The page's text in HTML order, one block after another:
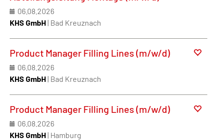
06.08.2026
KHS GmbH| Bad Kreuznach
Product Manager Filling Lines (m/w/d)
06.08.2026
KHS GmbH| Bad Kreuznach
Product Manager Filling Lines (m/w/d)
06.08.2026
KHS GmbH| Hamburg